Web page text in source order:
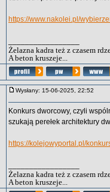
https://www.nakolei.pl/
Żelazna kadra też z czasem
A beton kruszeje...
Wysłany: 15-06-2025, 22:52
Konkurs dworcowy, czyli
szukają perełek architektury
https://kolejowyportal.pl/
Żelazna kadra też z czasem
A beton kruszeje...